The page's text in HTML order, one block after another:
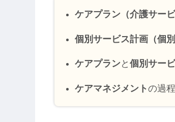
ケアプラン（介護サービ
個別サービス計画（個
ケアプランと 個別サー
ケアマネジメントの過程